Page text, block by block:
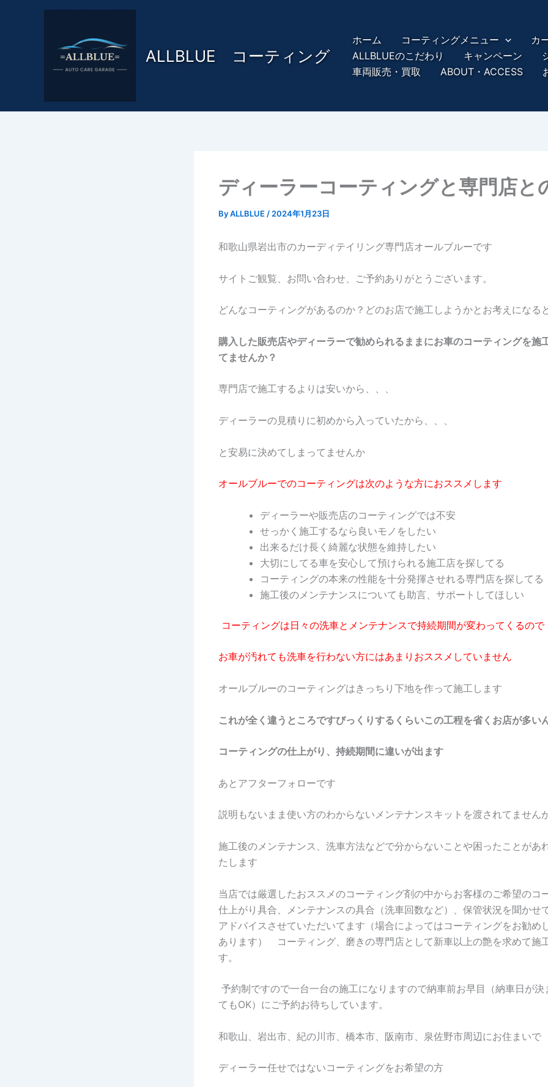
ALLBLUE コーティング
ホーム コーティングメニュー カ
ALLBLUEのこだわり
キャンペーン
車両販売・買取
ABOUT・ACCESS
ディーラーコーティングと専門店と
ByALLBLUE / 2024年1月23日
和歌山県岩出市のカーディテイリング専門店オールブルーです
サイトご観覧、お問い合わせ、ご予約ありがとうございます。
どんなコーティングがあるのか？どのお店で施工しようかとお考えになる
購入した販売店やディーラーで勧められるままにお車のコーティングを施
てませんか？
専門店で施工するよりは安いから、、、
ディーラーの見積りに初めから入っていたから、、、
と安易に決めてしまってませんか
オールブルーでのコーティングは次のような方におススメします
ディーラーや販売店のコーティングでは不安
せっかく施工するなら良いモノをしたい
出来るだけ長く綺麗な状態を維持したい
大切にしてる車を安心して預けられる施工店を探してる
コーティングの本来の性能を十分発揮させれる専門店を探してる
施工後のメンテナンスについても助言、サポートしてほしい
コーティングは日々の洗車とメンテナンスで持続期間が変わってくるので
お車が汚れても洗車を行わない方にはあまりおススメしていません
オールブルーのコーティングはきっちり下地を作って施工します
これが全く違うところですびっくりするくらいこの工程を省くお店が多い
コーティングの仕上がり、持続期間に違いが出ます
あとアフターフォローです
説明もないまま使い方のわからないメンテナンスキットを渡されてません
施工後のメンテナンス、洗車方法などで分からないことや困ったことがあ
たします
当店では厳選したおススメのコーティング剤の中からお客様のご希望のコ
仕上がり具合、メンテナンスの具合（洗車回数など）、保管状況を聞かせ
アドバイスさせていただいてます（場合によってはコーティングをお勧め
あります） コーティング、磨きの専門店として新車以上の艶を求めて施
す。
予約制ですので一台一台の施工になりますので納車前お早目（納車日が決
てもOK）にご予約お待ちしています。
和歌山、岩出市、紀の川市、橋本市、阪南市、泉佐野市周辺にお住まいで
ディーラー任せではないコーティングをお希望の方